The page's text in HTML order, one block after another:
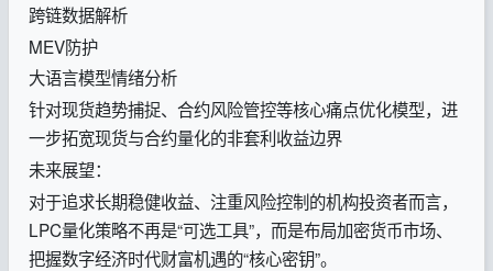
跨链数据解析
MEV防护
大语言模型情绪分析
针对现货趋势捕捉、合约风险管控等核心痛点优化模型，进
一步拓宽现货与合约量化的非套利收益边界
未来展望：
对于追求长期稳健收益、注重风险控制的机构投资者而言，
LPC量化策略不再是“可选工具”，而是布局加密货币市场、
把握数字经济时代财富机遇的“核心密钥”。